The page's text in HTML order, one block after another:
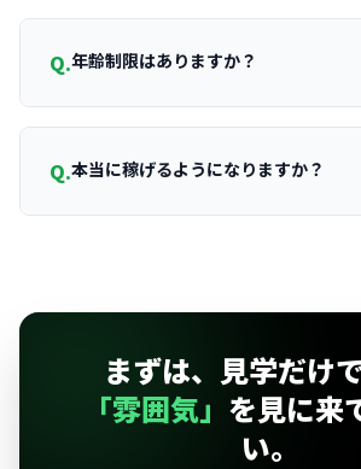
Q.年齢制限はありますか？
Q.本当に稼げるようになりますか？
まずは、見学だけ
「雰囲気」 を見に来
い。